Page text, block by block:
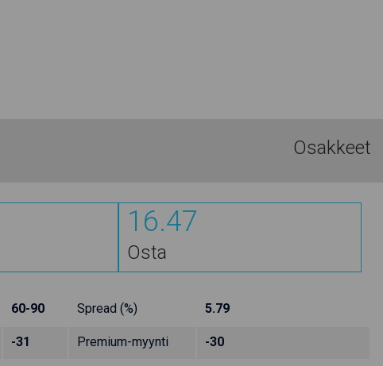
Osakkeet
16.47
Osta
60-90 Spread (%) 5.79
-31 Premium-myynti -30